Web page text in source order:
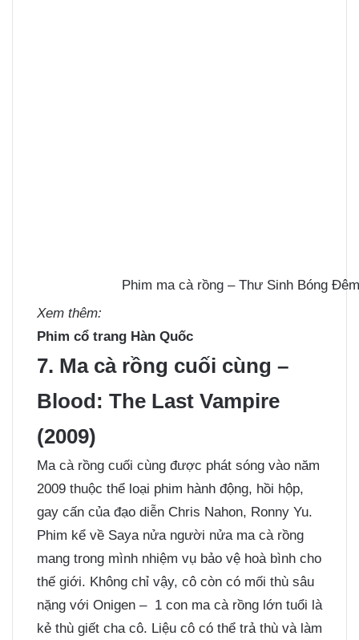
Phim ma cà rồng – Thư Sinh Bóng
Xem thêm:
Phim cổ trang Hàn Quốc
7. Ma cà rồng cuối cùng –
Blood: The Last Vampire
(2009)
Ma cà rồng cuối cùng được phát sóng vào năm
2009 thuộc thể loại phim hành động, hồi hộp,
gay cấn của đạo diễn Chris Nahon, Ronny Yu.
Phim kể về Saya nửa người nửa ma cà rồng
mang trong mình nhiệm vụ bảo vệ hoà bình cho
thế giới. Không chỉ vậy, cô còn có mối thù sâu
nặng với Onigen – 1 con ma cà rồng lớn tuổi là
kẻ thù giết cha cô. Liệu cô có thể trả thù và làm